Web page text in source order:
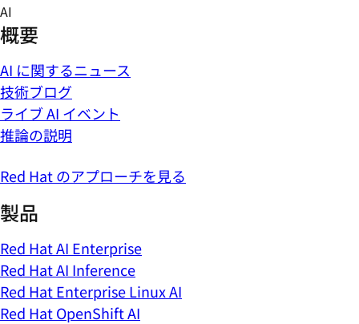
Skip
to
content
AI
概要
AI に関するニュース
技術ブログ
ライブ AI イベント
推論の説明
Red Hat のアプローチを見る
製品
Red Hat AI Enterprise
Red Hat AI Inference
Red Hat Enterprise Linux AI
Red Hat OpenShift AI